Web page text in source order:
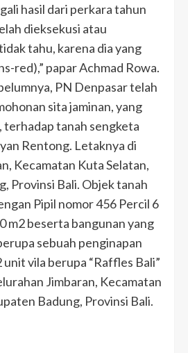
hasil dari perkara tahun
dieksekusi atau
tahu, karena dia yang
red),” papar Achmad Rowa.
PN Denpasar telah
sita jaminan, yang
terhadap tanah sengketa
Rentong. Letaknya di
Kecamatan Kuta Selatan,
Provinsi Bali. Objek tanah
Pipil nomor 456 Percil 6
m2 beserta bangunan yang
sebuah penginapan
vila berupa “Raffles Bali”
Jimbaran, Kecamatan
Badung, Provinsi Bali.